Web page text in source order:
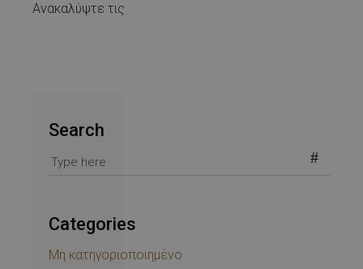
Ανακαλύψτε τις
Search
for:
Categories
Μη κατηγοριοποιημένο